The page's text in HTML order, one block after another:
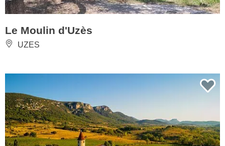
Le Moulin d'Uzès
UZES